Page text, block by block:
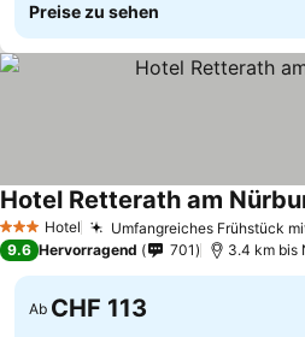
Preise zu sehen
3 SterneHotel Umfangreiches Frühstück
Hotel Retterath am
9.6 Hervorragend 701 3.4 km bis
Ab CHF 113